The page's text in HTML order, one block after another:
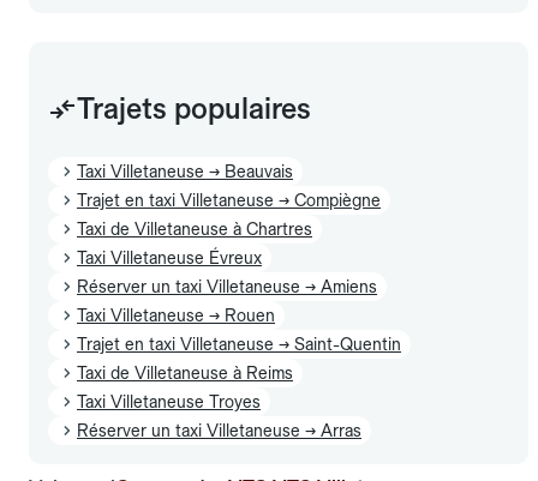
Trajets populaires
Taxi Villetaneuse → Beauvais
Trajet en taxi Villetaneuse → Compiègne
Taxi de Villetaneuse à Chartres
Taxi Villetaneuse Évreux
Réserver un taxi Villetaneuse → Amiens
Taxi Villetaneuse → Rouen
Trajet en taxi Villetaneuse → Saint-Quentin
Taxi de Villetaneuse à Reims
Taxi Villetaneuse Troyes
Réserver un taxi Villetaneuse → Arras